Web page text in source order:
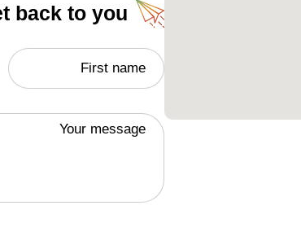
back to you
First name
Your message